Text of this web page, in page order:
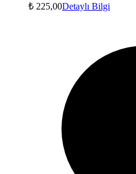
₺ 225,00Detaylı Bilgi